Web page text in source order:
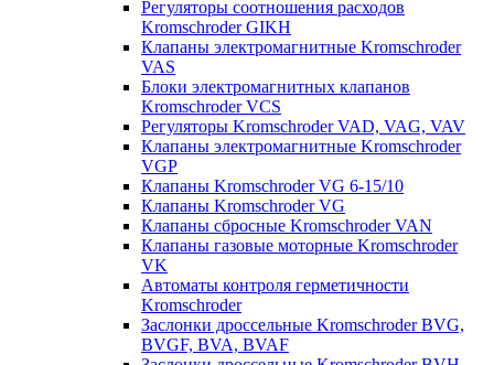
Регуляторы соотношения расходов
Kromschroder GIKH
Клапаны электромагнитные Kromschroder
VAS
Блоки электромагнитных клапанов
Kromschroder VCS
Регуляторы Kromschroder VAD, VAG, VAV
Клапаны электромагнитные Kromschroder
VGP
Клапаны Kromschroder VG 6-15/10
Клапаны Kromschroder VG
Клапаны сбросные Kromschroder VAN
Клапаны газовые моторные Kromschroder
VK
Автоматы контроля герметичности
Kromschroder
Заслонки дроссельные Kromschroder BVG,
BVGF, BVA, BVAF